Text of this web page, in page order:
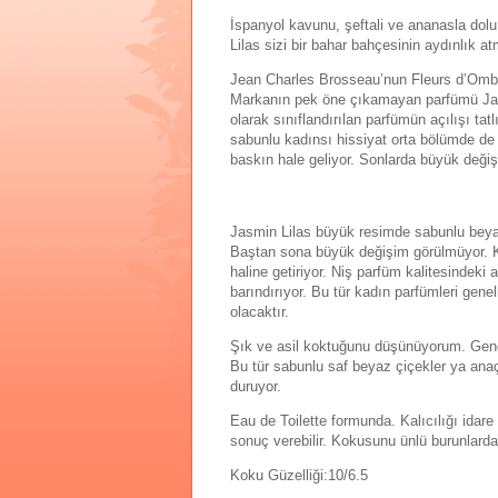
İspanyol kavunu, şeftali ve ananasla
Lilas sizi bir bahar bahçesinin aydınlık
Jean Charles Brosseau’nun Fleurs
Markanın pek öne çıkamayan parfümü
olarak sınıflandırılan parfümün açılışı
sabunlu kadınsı hissiyat orta bölümde
baskın hale geliyor. Sonlarda büyük
Jasmin Lilas büyük resimde sabunlu
Baştan sona büyük değişim görülmüyor.
haline getiriyor. Niş parfüm kalitesindeki
barındırıyor. Bu tür kadın parfümleri
olacaktır.
Şık ve asil koktuğunu düşünüyorum.
Bu tür sabunlu saf beyaz çiçekler ya
duruyor.
Eau de Toilette formunda. Kalıcılığı
sonuç verebilir. Kokusunu ünlü
Koku Güzelliği:10/6.5